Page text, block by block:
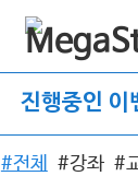
진행중인 이
#전체 #강좌 #